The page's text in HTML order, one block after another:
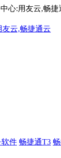
心:用友云,畅捷
件 畅捷通T3